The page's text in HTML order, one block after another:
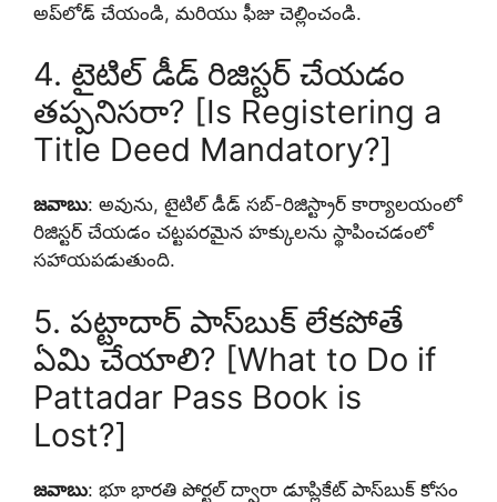
అప్‌లోడ్ చేయండి, మరియు ఫీజు చెల్లించండి.
4. టైటిల్ డీడ్ రిజిస్టర్ చేయడం
తప్పనిసరా? [Is Registering a
Title Deed Mandatory?]
జవాబు: అవును, టైటిల్ డీడ్ సబ్-రిజిస్ట్రార్ కార్యాలయంలో
రిజిస్టర్ చేయడం చట్టపరమైన హక్కులను స్థాపించడంలో
సహాయపడుతుంది.
5. పట్టాదార్ పాస్‌బుక్ లేకపోతే
ఏమి చేయాలి? [What to Do if
Pattadar Pass Book is
Lost?]
జవాబు: భూ భారతి పోర్టల్ ద్వారా డూప్లికేట్ పాస్‌బుక్ కోసం